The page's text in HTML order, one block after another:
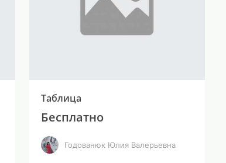
Таблица
Бесплатно
Годованюк Юлия Валерьевна